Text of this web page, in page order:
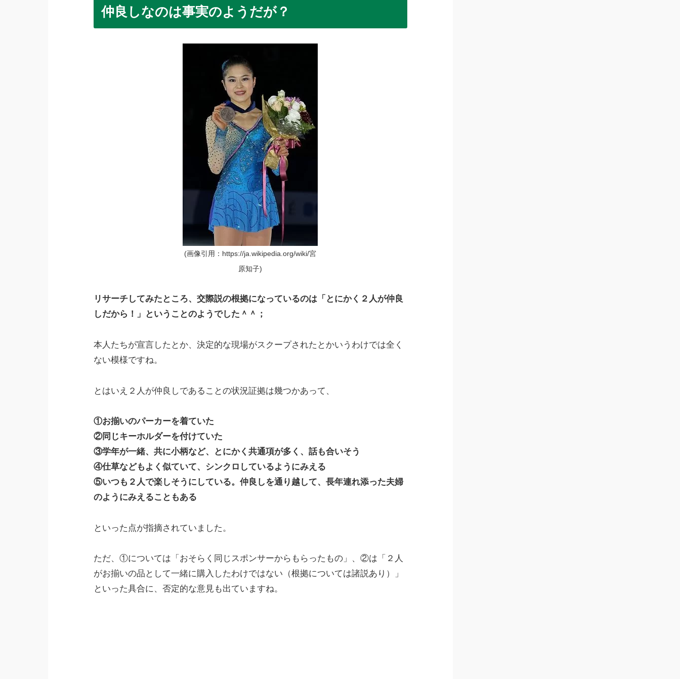
仲良しなのは事実のようだが？
(画像引用：https://ja.wikipedia.org/wiki/宮
原知子)
リサーチしてみたところ、交際説の根拠になっているのは「とにかく２人が仲良
しだから！」ということのようでした＾＾；
本人たちが宣言したとか、決定的な現場がスクープされたとかいうわけでは全く
ない模様ですね。
とはいえ２人が仲良しであることの状況証拠は幾つかあって、
①お揃いのパーカーを着ていた
②同じキーホルダーを付けていた
③学年が一緒、共に小柄など、とにかく共通項が多く、話も合いそう
④仕草などもよく似ていて、シンクロしているようにみえる
⑤いつも２人で楽しそうにしている。仲良しを通り越して、長年連れ添った夫婦
のようにみえることもある
といった点が指摘されていました。
ただ、①については「おそらく同じスポンサーからもらったもの」、②は「２人
がお揃いの品として一緒に購入したわけではない（根拠については諸説あり）」
といった具合に、否定的な意見も出ていますね。